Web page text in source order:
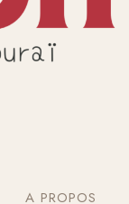
A PROPOS